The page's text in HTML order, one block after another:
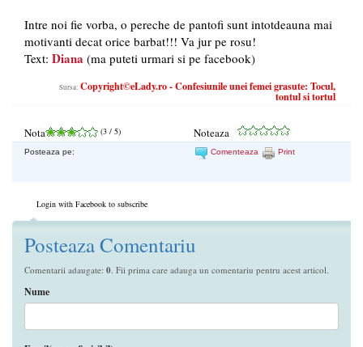
Intre noi fie vorba, o pereche de pantofi sunt intotdeauna mai
motivanti decat orice barbat!!! Va jur pe rosu!
Text: Diana (ma puteti urmari si pe facebook)
Sursa: Copyright©eLady.ro - Confesiunile unei femei grasute: Tocul,
tontul si tortul
Nota (3 / 5) Noteaza
Posteaza pe: Comenteaza Print
Login with Facebook to subscribe
Posteaza Comentariu
Comentarii adaugate: 0. Fii prima care adauga un comentariu pentru acest articol.
Nume